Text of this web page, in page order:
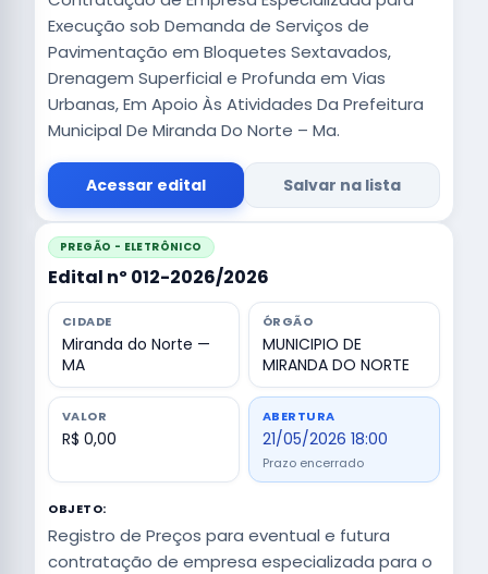
Execução sob Demanda de Serviços de
Pavimentação em Bloquetes Sextavados,
Drenagem Superficial e Profunda em Vias
Urbanas, Em Apoio Às Atividades Da Prefeitura
Municipal De Miranda Do Norte – Ma.
Acessar edital Salvar na lista
PREGÃO - ELETRÔNICO
Edital nº 012-2026/2026
CIDADE
Miranda do Norte —
MA
ÓRGÃO
MUNICIPIO DE
MIRANDA DO NORTE
VALOR
R$ 0,00
ABERTURA
21/05/2026 18:00
Prazo encerrado
OBJETO:
Registro de Preços para eventual e futura
contratação de empresa especializada para o